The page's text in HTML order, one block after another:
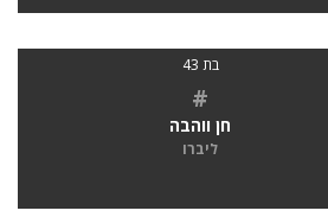
בת 43
#
חן ווהבה
ליברו